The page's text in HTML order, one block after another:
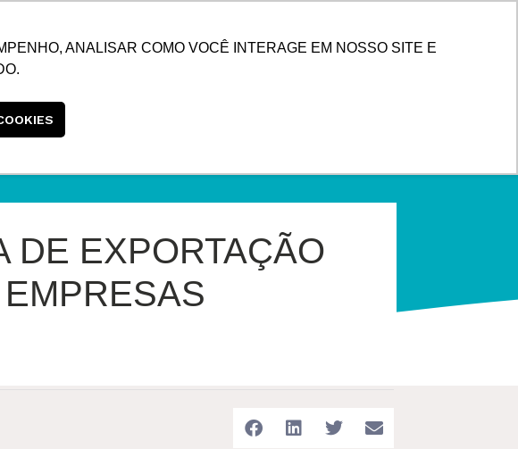
ANALISAR COMO VOCÊ INTERAGE EM NOSSO SITE E
CENTRAL DE CLIENTES
DE EXPORTAÇÃO